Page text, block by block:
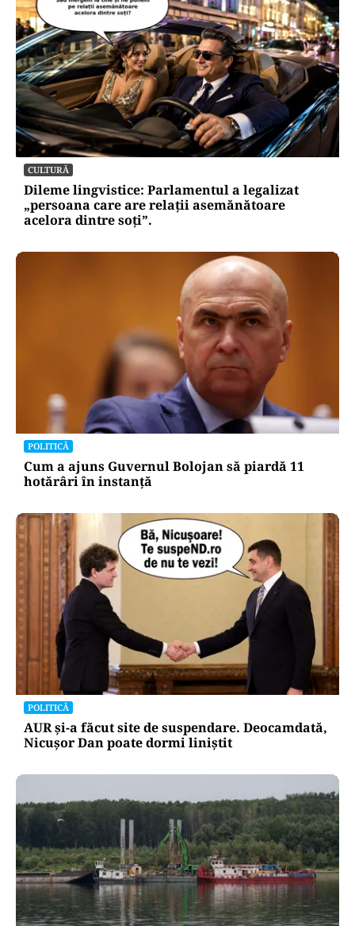
CULTURĂ
Dileme lingvistice: Parlamentul a legalizat
„persoana care are relații asemănătoare
acelora dintre soți”.
POLITICĂ
Cum a ajuns Guvernul Bolojan să piardă 11
hotărâri în instanță
POLITICĂ
AUR și-a făcut site de suspendare. Deocamdată,
Nicușor Dan poate dormi liniștit